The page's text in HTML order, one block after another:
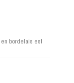
bordelais est